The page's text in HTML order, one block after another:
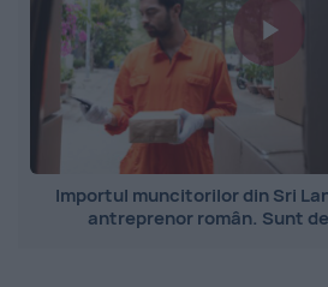
Importul muncitorilor din Sri
antreprenor român. Sunt